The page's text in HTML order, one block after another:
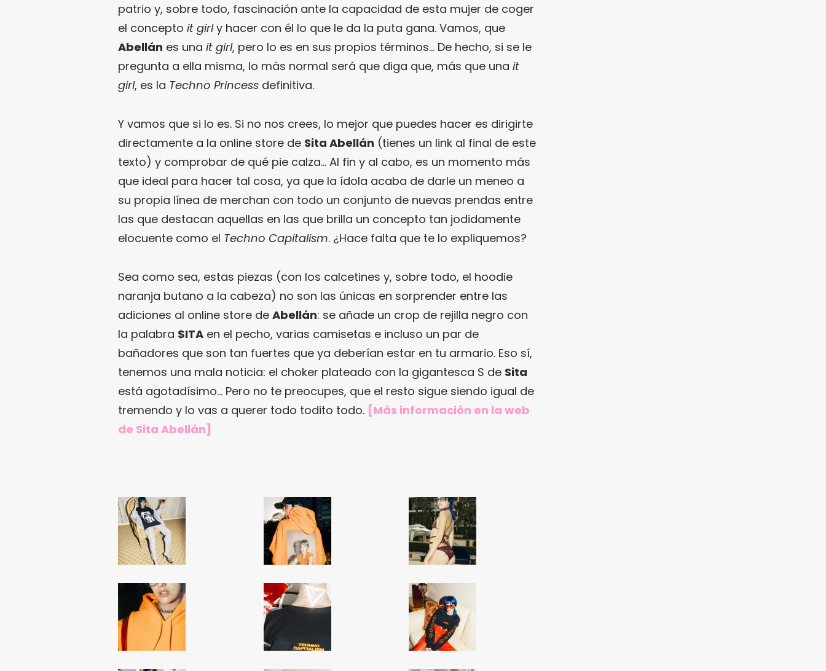
patrio y, sobre todo, fascinación ante la capacidad de esta mujer de coger
el concepto it girly hacer con él lo que le da la puta gana. Vamos, que
Abellán es una it girl, pero lo es en sus propios términos… De hecho, si se le
pregunta a ella misma, lo más normal será que diga que, más que una it
girl, es la Techno Princess definitiva.
Y vamos que si lo es. Si no nos crees, lo mejor que puedes hacer es dirigirte
directamente a la online store de Sita Abellán (tienes un link al final de este
texto) y comprobar de qué pie calza… Al fin y al cabo, es un momento más
que ideal para hacer tal cosa, ya que la ídola acaba de darle un meneo a
su propia línea de merchan con todo un conjunto de nuevas prendas entre
las que destacan aquellas en las que brilla un concepto tan jodidamente
elocuente como el Techno Capitalism. ¿Hace falta que te lo expliquemos?
Sea como sea, estas piezas (con los calcetines y, sobre todo, el hoodie
naranja butano a la cabeza) no son las únicas en sorprender entre las
adiciones al online store de Abellán: se añade un crop de rejilla negro con
la palabra $ITA en el pecho, varias camisetas e incluso un par de
bañadores que son tan fuertes que ya deberían estar en tu armario. Eso sí,
tenemos una mala noticia: el choker plateado con la gigantesca S de Sita
está agotadísimo… Pero no te preocupes, que el resto sigue siendo igual de
tremendo y lo vas a querer todo todito todo. [Más información en la web
de Sita Abellán]
¿Te gusta fantasticmag.es?
Pues, ahora que esta web está
inactiva, puede interesarte que la
sinceramente.cc